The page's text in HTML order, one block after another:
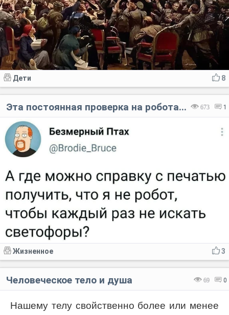
8
Дети
673 1
Эта постоянная проверка на робота...
3
Жизненное
69 0
Человеческое тело и душа
Нашему телу свойственно более или менее